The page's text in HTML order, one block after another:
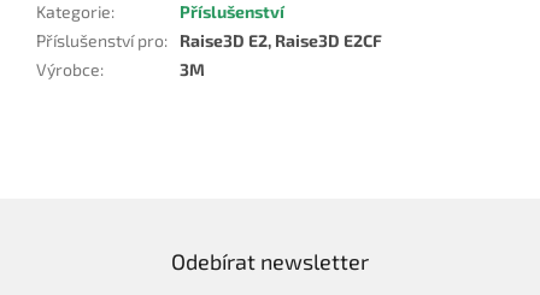
Kategorie:
Příslušenství
Příslušenství pro:
Raise3D E2, Raise3D E2CF
Výrobce: 3M
Odebírat newsletter